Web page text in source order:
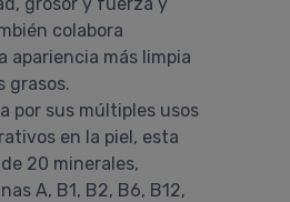
colabora
apariencia más limpia
grasos.
por sus múltiples usos
en la piel, esta
20 minerales,
A, B1, B2, B6, B12,